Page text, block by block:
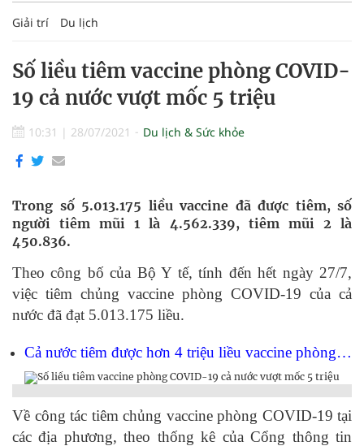
Giải trí Du lịch
Số liều tiêm vaccine phòng COVID-
19 cả nước vượt mốc 5 triệu
10:31 | 28/07/2021 Du lịch & Sức khỏe
Trong số 5.013.175 liều vaccine đã được tiêm, số
người tiêm mũi 1 là 4.562.339, tiêm mũi 2 là
450.836.
Theo công bố của Bộ Y tế, tính đến hết ngày 27/7,
việc tiêm chủng vaccine phòng COVID-19 của cả
nước đã đạt 5.013.175 liều.
Cả nước tiêm được hơn 4 triệu liều vaccine phòng…
Về công tác tiêm chủng vaccine phòng COVID-19 tại
các địa phương, theo thống kê của Cổng thông tin